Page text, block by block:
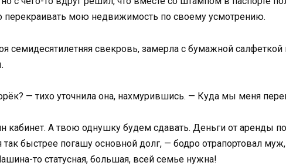
перекраивать мою недвижимость по своему усмотрению.
семидесятилетняя свекровь, замерла с бумажной салфеткой
— тихо уточнила она, нахмурившись. — Куда мы меня
кабинет. А твою однушку будем сдавать. Деньги от аренды
так быстрее погашу основной долг, — бодро отрапортовал
то статусная, большая, всей семье нужна!